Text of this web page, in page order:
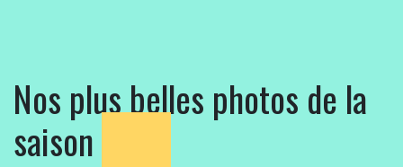
Nos plus belles photos de la
saison